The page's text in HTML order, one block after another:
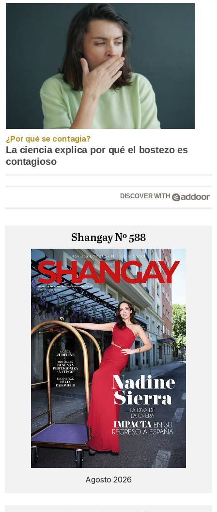
¿Por qué se contagia?
La ciencia explica por qué el bostezo es
contagioso
DISCOVER WITH
Shangay Nº 588
Agosto 2026